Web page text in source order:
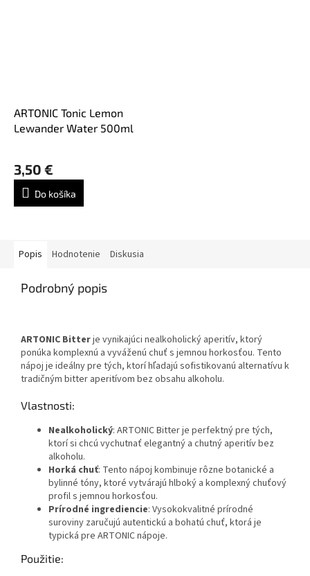
ARTONIC Tonic Lemon
Lewander Water 500ml
3,50 €
Do košíka
Popis Hodnotenie Diskusia
Podrobný popis
ARTONIC Bitterje vynikajúci nealkoholický aperitív, ktorý
ponúka komplexnú a vyváženú chuť s jemnou horkosťou. Tento
nápoj je ideálny pre tých, ktorí hľadajú sofistikovanú alternatívu k
tradičným bitter aperitívom bez obsahu alkoholu.
Vlastnosti:
Nealkoholický: ARTONIC Bitter je perfektný pre tých,
ktorí si chcú vychutnať elegantný a chutný aperitív bez
alkoholu.
Horká chuť: Tento nápoj kombinuje rôzne botanické a
bylinné tóny, ktoré vytvárajú hlboký a komplexný chuťový
profil s jemnou horkosťou.
Prírodné ingrediencie: Vysokokvalitné prírodné
suroviny zaručujú autentickú a bohatú chuť, ktorá je
typická pre ARTONIC nápoje.
Použitie: